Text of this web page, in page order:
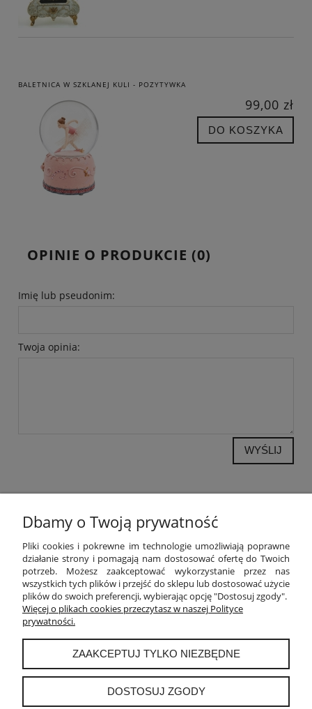
BALETNICA W SZKLANEJ KULI - POZYTYWKA
99,00 zł
DO KOSZYKA
OPINIE O PRODUKCIE (0)
Imię lub pseudonim:
Twoja opinia:
WYŚLIJ
POMOC
MOJE KONTO
PŁATNOŚCI I DOSTAWA
INFORMACJE
O NAS
Dbamy o Twoją prywatność
Pliki cookies i pokrewne im technologie umożliwiają poprawne
działanie strony i pomagają nam dostosować ofertę do Twoich
potrzeb. Możesz zaakceptować wykorzystanie przez nas
wszystkich tych plików i przejść do sklepu lub dostosować użycie
plików do swoich preferencji, wybierając opcję "Dostosuj zgody".
Więcej o plikach cookies przeczytasz w naszej Polityce
prywatności.
ZAAKCEPTUJ TYLKO NIEZBĘDNE
DOSTOSUJ ZGODY